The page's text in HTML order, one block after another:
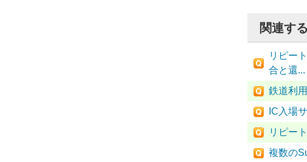
関連す
リピー
合と還...
鉄道利
IC入場
リピー
複数の